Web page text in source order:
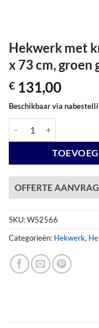
Hekwerk met
x 73 cm, groen
€ 131,00
Beschikbaar via
OFFERTE
SKU:W52566
Categorieën: Hekwerk,